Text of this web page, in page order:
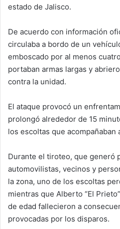
estado de Jalisco.
De acuerdo con información
circulaba a bordo de un
emboscado por al menos
portaban armas largas y
contra la unidad.
El ataque provocó un
prolongó alrededor de 15
los escoltas que acompañaban
Durante el tiroteo, que generó
automovilistas, vecinos y
la zona, uno de los escoltas
mientras que Alberto “El
de edad fallecieron a
provocadas por los disparos.